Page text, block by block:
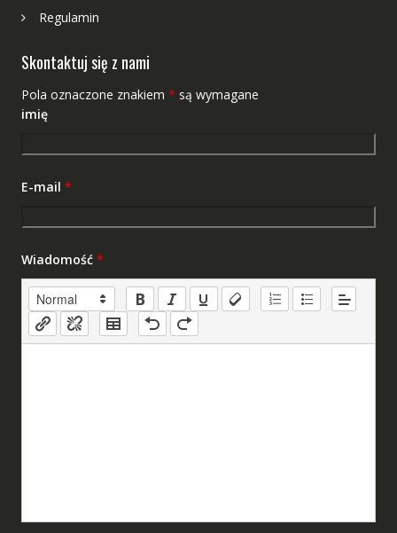
Regulamin
Skontaktuj się z nami
Pola oznaczone znakiem * są wymagane
imię
E-mail *
Wiadomość *